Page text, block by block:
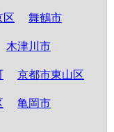
区 舞鶴市
木津川市
京都市東山区
亀岡市